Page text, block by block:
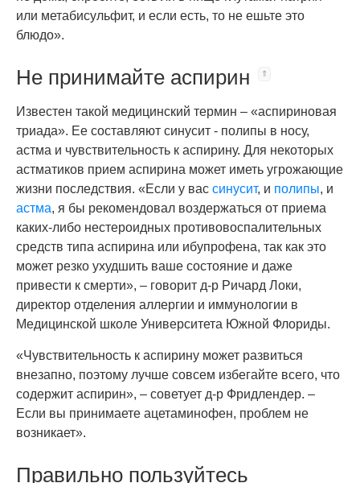
или метабисульфит, и если есть, то не ешьте это
блюдо».
Не принимайте аспирин
Известен такой медицинский термин – «аспириновая
триада». Ее составляют синусит - полипы в носу,
астма и чувствительность к аспирину. Для некоторых
астматиков прием аспирина может иметь угрожающие
жизни последствия. «Если у вас синусит, и полипы, и
астма, я бы рекомендовал воздержаться от приема
каких-либо нестероидных противовоспалительных
средств типа аспирина или ибупрофена, так как это
может резко ухудшить ваше состояние и даже
привести к смерти», – говорит д-р Ричард Локи,
директор отделения аллергии и иммунологии в
Медицинской школе Университета Южной Флориды.
«Чувствительность к аспирину может развиться
внезапно, поэтому лучше совсем избегайте всего, что
содержит аспирин», – советует д-р Фридлендер. –
Если вы принимаете ацетаминофен, проблем не
возникает».
Правильно пользуйтесь